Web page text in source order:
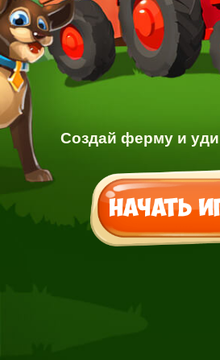
Создай ферму и